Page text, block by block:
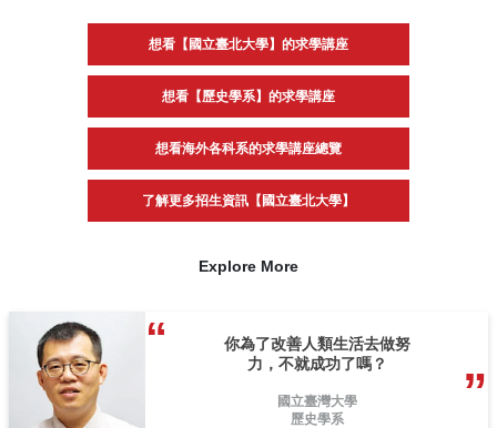
想看【國立臺北大學】的求學講座
想看【歷史學系】的求學講座
想看海外各科系的求學講座總覽
了解更多招生資訊【國立臺北大學】
Explore More
你為了改善人類生活去做努
力，不就成功了嗎？
國立臺灣大學
歷史學系